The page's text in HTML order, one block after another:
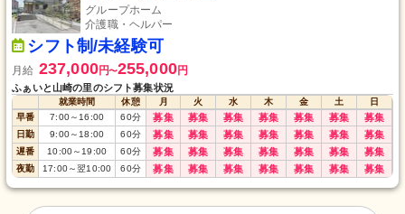
グループホーム
介護職・ヘルパー
シフト制/未経験可
月給 237,000円〜255,000円
ふぁいと山崎の里のシフト募集状況
就業時間 休憩 月 火 水 木 金 土
日
早番
7:00～ 16:00 60分 募集 募集 募集 募集 募集 募集 募集
日勤 9:00～ 18:00 60分 募集 募集 募集 募集 募集 募集 募集
遅番 10:00～ 19:00 60分 募集 募集 募集 募集 募集 募集 募集
夜勤 17:00～翌10:00 60分 募集 募集 募集 募集 募集 募集 募集